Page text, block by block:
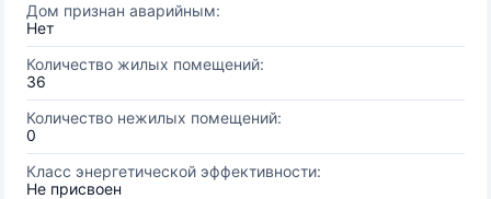
Дом признан аварийным:
Нет
Количество жилых помещений:
36
Количество нежилых помещений:
0
Класс энергетической эффективности:
Не присвоен